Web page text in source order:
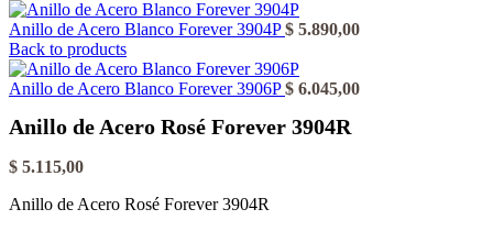
Anillo de Acero Blanco Forever 3904P$ 5.890,00
Back to products
Anillo de Acero Blanco Forever 3906P$ 6.045,00
Anillo de Acero Rosé Forever 3904R
$ 5.115,00
Anillo de Acero Rosé Forever 3904R